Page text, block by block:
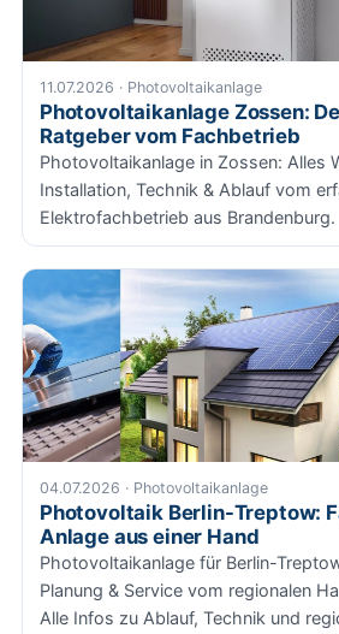
11.07.2026 · Photovoltaikanlage
Photovoltaikanlage Zossen:
Ratgeber vom Fachbetrieb
Photovoltaikanlage in Zossen: Alles
Installation, Technik & Ablauf vom
Elektrofachbetrieb aus Brandenburg.
04.07.2026 · Photovoltaikanlage
Photovoltaik Berlin-Treptow:
Anlage aus einer Hand
Photovoltaikanlage für Berlin-
Planung & Service vom regionalen
Alle Infos zu Ablauf, Technik und